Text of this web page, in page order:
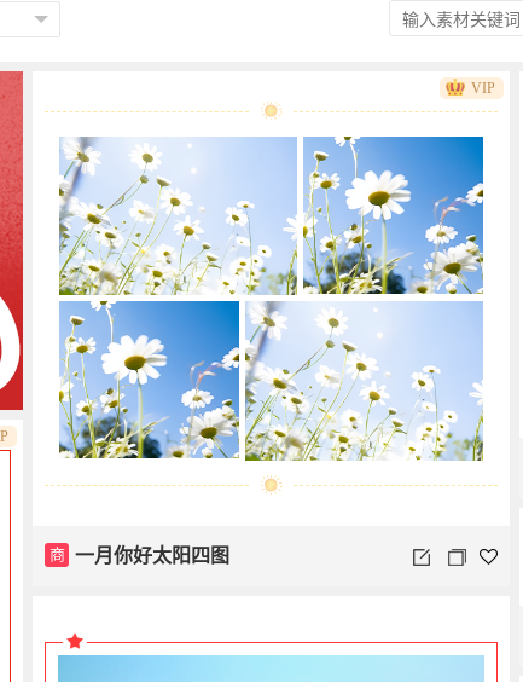
商 一月你好太阳四图
VIP